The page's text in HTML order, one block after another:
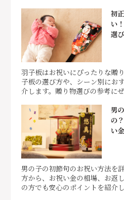
初
い
選
羽子板はお祝いにぴったりな贈
子板の選び方や、シーン別にお
介します。贈り物選びの参考に
男
の
い
男の子の初節句のお祝い方法を
方から、お祝い金の相場、お返
の方でも安心のポイントを紹介